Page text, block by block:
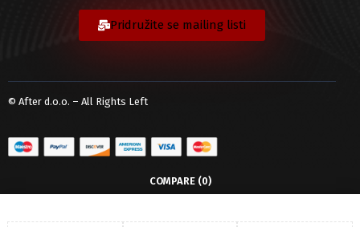
Pridružite se mailing listi
© After d.o.o. – All Rights Left
COMPARE (0)